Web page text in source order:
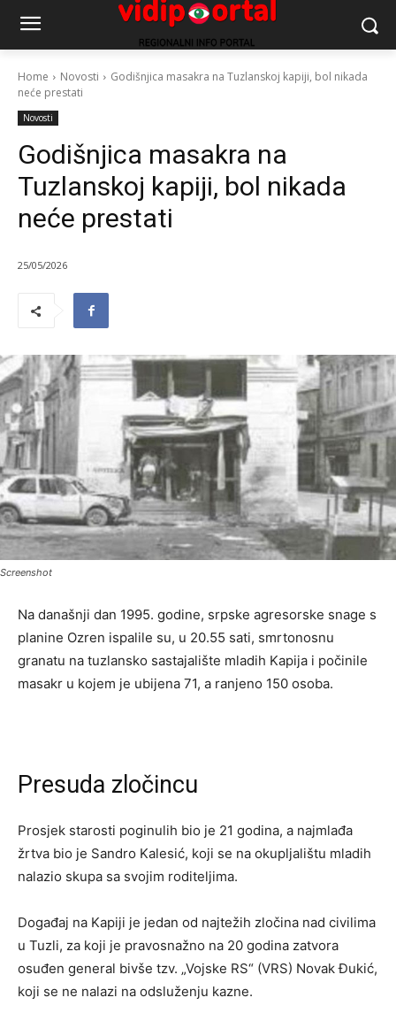
Home Novosti
Godišnjica masakra na Tuzlanskoj kapiji, bol nikada
neće prestati
Novosti
Godišnjica masakra na
Tuzlanskoj kapiji, bol nikada
neće prestati
25/05/2026
Screenshot
Na današnji dan 1995. godine, srpske agresorske snage s
planine Ozren ispalile su, u 20.55 sati, smrtonosnu
granatu na tuzlansko sastajalište mladih Kapija i počinile
masakr u kojem je ubijena 71, a ranjeno 150 osoba.
Presuda zločincu
Prosjek starosti poginulih bio je 21 godina, a najmlađa
žrtva bio je Sandro Kalesić, koji se na okupljalištu mladih
nalazio skupa sa svojim roditeljima.
Događaj na Kapiji je jedan od najtežih zločina nad civilima
u Tuzli, za koji je pravosnažno na 20 godina zatvora
osuđen general bivše tzv. „Vojske RS“ (VRS) Novak Đukić,
koji se ne nalazi na odsluženju kazne.